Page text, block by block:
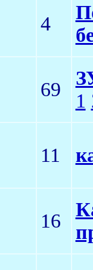
4
69
1
11
16